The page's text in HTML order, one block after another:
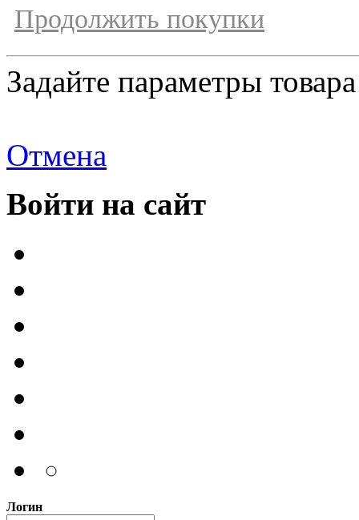
Продолжить покупки
Задайте параметры товара
Отмена
Войти на сайт
Логин